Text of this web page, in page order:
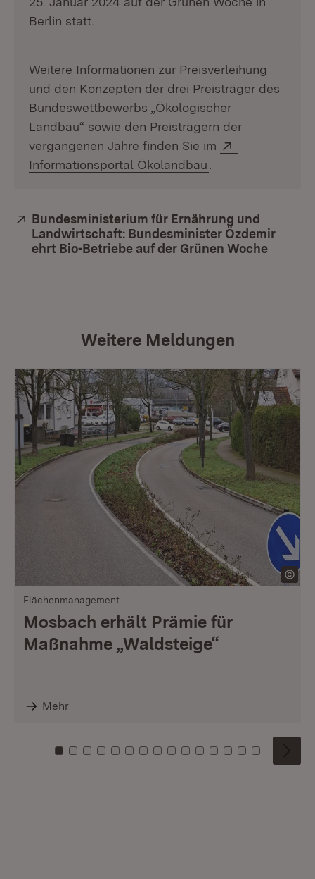
Berlin statt.
Weitere Informationen zur Preisverleihung
und den Konzepten der drei Preisträger des
Bundeswettbewerbs „Ökologischer
Landbau“ sowie den Preisträgern der
vergangenen Jahre finden Sie im
Informationsportal Ökolandbau
Extern:
Bundesministerium für Ernährung und
Landwirtschaft: Bundesminister Özdemir
ehrt Bio-Betriebe auf der Grünen Woche
Weitere Meldungen
Flächenmanagement
Mosbach erhält Prämie für
Maßnahme „Waldsteige“
Mehr
Zu Kachel: 0
Zu Kachel: 1
Zu Kachel: 2
Zu Kachel: 3
Zu Kachel: 4
Zu Kachel: 5
Zu Kachel: 6
Zu Kachel: 7
Zu Kachel: 8
Zu Kachel: 9
Zu Kachel: 10
Zu Kachel: 11
Zu Kachel: 12
Zu Kachel:
Zu